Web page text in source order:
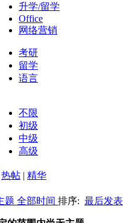
升学/留学
Office
网络营销
考研
留学
语言
不限
初级
中级
高级
热帖 | 精华
题 全部时间 排序: 最后发表